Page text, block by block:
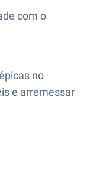
com o
no
e arremessar